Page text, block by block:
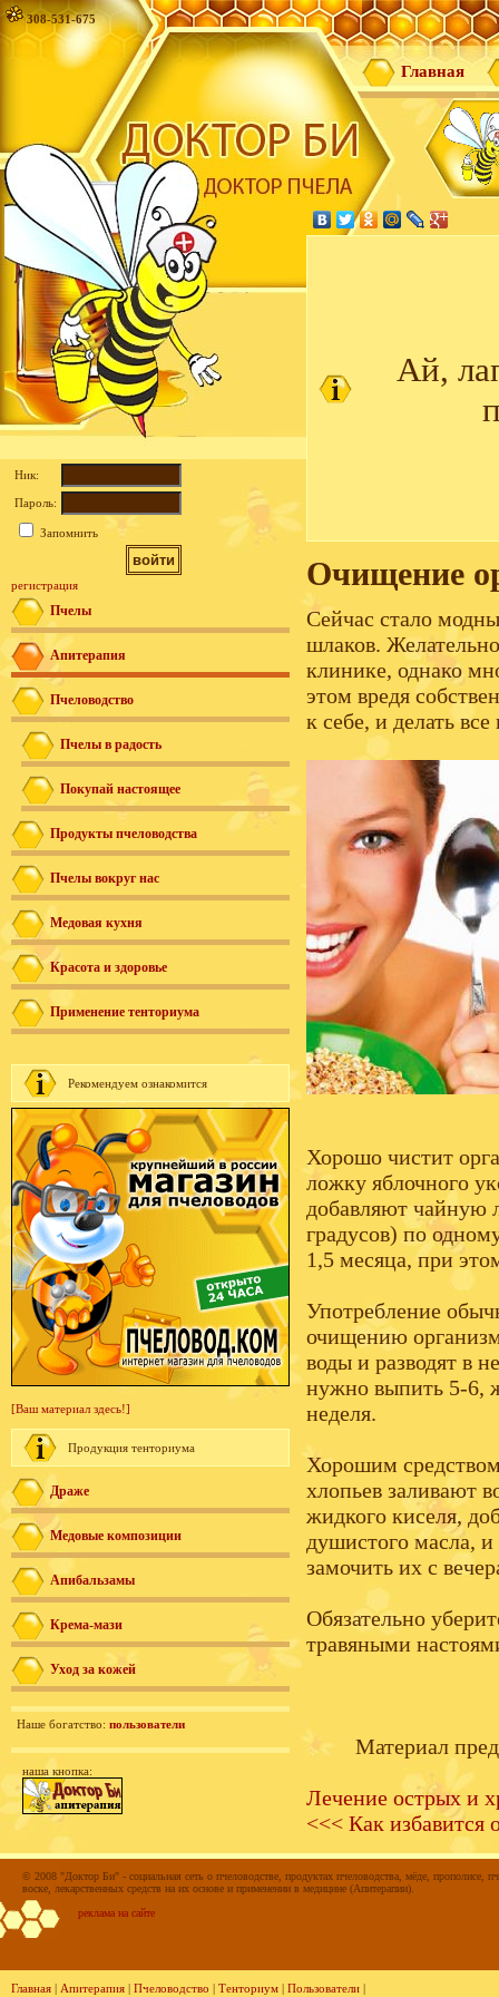
308-531-675
Главная
Ник:
Пароль:
Запомнить
регистрация
Пчелы
Апитерапия
Пчеловодство
Пчелы в радость
Покупай настоящее
Продукты пчеловодства
Пчелы вокруг нас
Медовая кухня
Красота и здоровье
Применение тенториума
Рекомендуем ознакомится
[Ваш материал здесь!]
Продукция тенториума
Драже
Медовые композиции
Апибальзамы
Крема-мази
Уход за кожей
Наше богатство: пользователи
наша кнопка:
Ай,
Очищение
Сейчас стало
шлаков.
клинике, однако
этом вредя
к себе, и делать
Хорошо чистит
ложку яблочного
добавляют чайную
градусов) по
1,5 месяца, при
Употребление
очищению
воды и разводят в
нужно выпить 5-6,
неделя.
Хорошим
хлопьев заливают
жидкого киселя,
душистого масла,
замочить их с
Обязательно
травяными
Материал
Лечение острых и
<<< Как избавится
© 2008 "Доктор Би" - социальная сеть о пчеловодстве, продуктах пчеловодства, мёде, прополисе,
воске, лекарственных средств на их основе и применении в медицине (Апитерапии).
реклама на сайте
Главная | Апитерапия | Пчеловодство | Тенториум | Пользователи |